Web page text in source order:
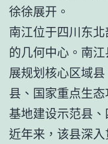
徐徐展开。
南江位于四川东
的几何中心。南
展规划核心区域
县、国家重点生
基地建设示范县
近年来，该县深